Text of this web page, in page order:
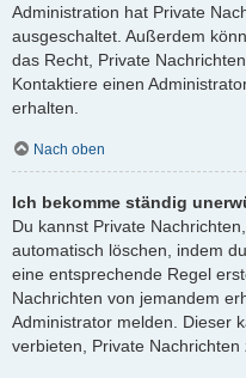
Administration hat Private
ausgeschaltet. Außerdem
das Recht, Private
Kontaktiere einen
erhalten.
Nach oben
Ich bekomme ständig
Du kannst Private
automatisch löschen, indem
eine entsprechende Regel
Nachrichten von jemandem
Administrator melden. Dieser
verbieten, Private Nachrichten